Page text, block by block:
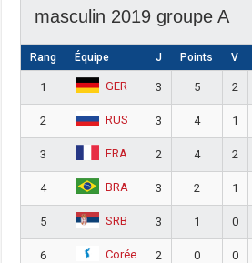
masculin 2019 groupe A
Rang Équipe J Points V
1 GER 3 5 2
2 RUS 3 4 1
3 FRA 2 4 2
4 BRA 3 2 1
5 SRB 3 1 0
6 Corée 2 0 0